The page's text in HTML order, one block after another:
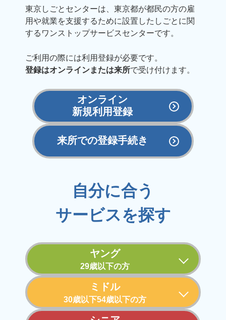
東京しごとセンターは、東京都が都民の方の雇
用や就業を支援するために設置したしごとに関
するワンストップサービスセンターです。
ご利用の際には利用登録が必要です。
登録はオンラインまたは来所で受け付けます。
オンライン
新規利用登録
来所での登録手続き
自分に合う
サービスを探す
ヤング
29歳以下の方
ミドル
30歳以下54歳以下の方